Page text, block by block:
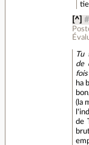
[^] #
Tu
de
ha
(la
de